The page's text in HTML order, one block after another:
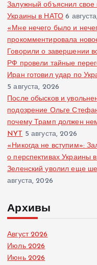
Залужный объяснил свое
Украины в НАТО 6
«Мне нечего было и
прокомментировала
Говорили о завершении
РФ провели тайные
Иран готовил удар по
5 августа, 2026
После обысков и
подозрение Ольге
почему Трамп должен
NYT 5 августа, 2026
«Никогда не вступим»:
о перспективах Украины
Зеленский уволил еще
августа, 2026
Архивы
Август 2026
Июль 2026
Июнь 2026